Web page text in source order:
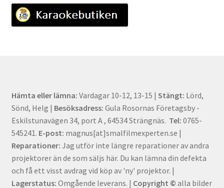
Hämta eller lämna: Vardagar 10-12, 13-15 | Stängt: Lörd,
Sönd, Helg | Besöksadress: Gula Rosornas Företagsby -
Eskilstunavägen 34, port A , 64534 Strängnäs. Tel: 0765-
545241. E-post: magnus[at]smalfilmexperten.se |
Reparationer: Jag utför inte längre reparationer av andra
projektorer än de som säljs här. Du kan lämna din defekta
och få ett visst avdrag vid köp av 'ny' projektor. |
Lagerstatus: Omgående leverans. | Copyright © alla bilder